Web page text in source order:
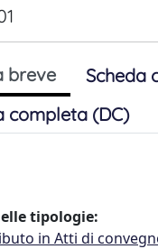
breve
Scheda
completa (DC)
tipologie:
in Atti di